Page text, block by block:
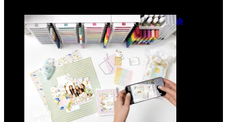
GANZ NEU: Scrapbooking Club
2025
21. Januar 2025